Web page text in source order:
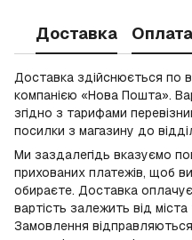
Доставка Оплата
Доставка здійснюється по
компанією «Нова Пошта».
згідно з тарифами
посилки з магазину до
Ми заздалегідь вказуємо
прихованих платежів, щоб
обираєте. Доставка
вартість залежить від
Замовлення